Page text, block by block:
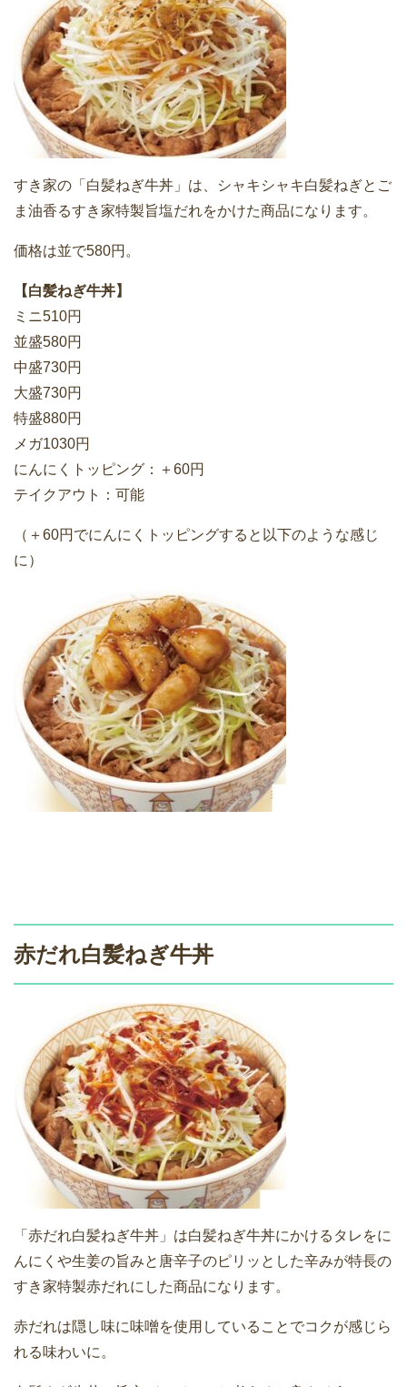
すき家の「白髪ねぎ牛丼」は、シャキシャキ白髪ねぎとご
ま油香るすき家特製旨塩だれをかけた商品になります。
価格は並で580円。
【白髪ねぎ牛丼】
ミニ510円
並盛580円
中盛730円
大盛730円
特盛880円
メガ1030円
にんにくトッピング：＋60円
テイクアウト：可能
（＋60円でにんにくトッピングすると以下のような感じ
に）
赤だれ白髪ねぎ牛丼
「赤だれ白髪ねぎ牛丼」は白髪ねぎ牛丼にかけるタレをに
んにくや生姜の旨みと唐辛子のピリッとした辛みが特長の
すき家特製赤だれにした商品になります。
赤だれは隠し味に味噌を使用していることでコクが感じら
れる味わいに。